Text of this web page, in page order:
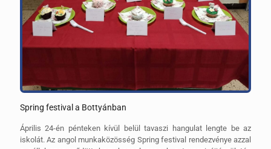
Spring festival a Bottyánban
Április 24-én pénteken kívül belül tavaszi hangulat lengte be az
iskolát. Az angol munkaközösség Spring festival rendezvénye azzal